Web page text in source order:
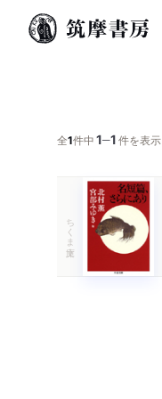
全1件中1─1件を表示
ちくま文庫